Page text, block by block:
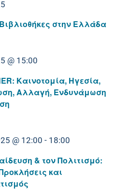
στην Ελλάδα
Καινοτομία, Ηγεσία,
Αλλαγή, Ενδυνάμωση
@ 15:00
& τον Πολιτισμό:
και
@ 12:00 - 18:00